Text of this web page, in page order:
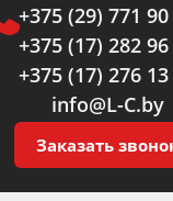
+375 (29) 771
+375 (17) 282
+375 (17) 276
info@L-C.by
Заказать